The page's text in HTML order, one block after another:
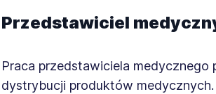
Przedstawiciel
Praca przedstawiciela medycznego
dystrybucji produktów